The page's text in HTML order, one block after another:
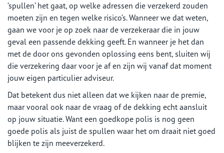
‘spullen’ het gaat, op welke adressen die verzekerd zouden
moeten zijn en tegen welke risico’s. Wanneer we dat weten,
gaan we voor je op zoek naar de verzekeraar die in jouw
geval een passende dekking geeft. En wanneer je het dan
met de door ons gevonden oplossing eens bent, sluiten wij
die verzekering daar voor je af en zijn wij vanaf dat moment
jouw eigen particulier adviseur.
Dat betekent dus niet alleen dat we kijken naar de premie,
maar vooral ook naar de vraag of de dekking echt aansluit
op jouw situatie. Want een goedkope polis is nog geen
goede polis als juist de spullen waar het om draait niet goed
blijken te zijn meeverzekerd.